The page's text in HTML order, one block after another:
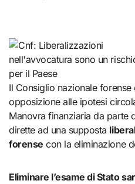
Il Consiglio nazionale
opposizione alle ipotesi
Manovra finanziaria da parte
dirette ad una supposta
forense con la eliminazione
Eliminare l’esame di Stato